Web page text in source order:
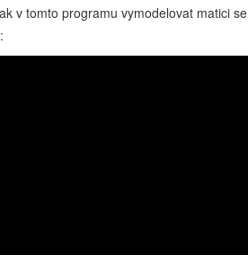
v tomto programu vymodelovat matici se